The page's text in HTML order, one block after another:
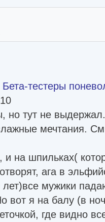
Бета-тестеры
но тут не
мечтания.
и на шпильках(
ага в
лет)все мужики
вот я на балу (в
где видно